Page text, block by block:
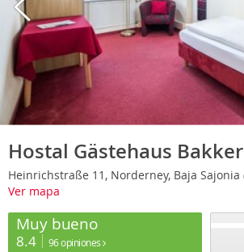
Hostal Gästehaus Bakker
Heinrichstraße 11, Norderney, Baja Sajonia
Ver mapa
Muy bueno
8.4 96 opiniones